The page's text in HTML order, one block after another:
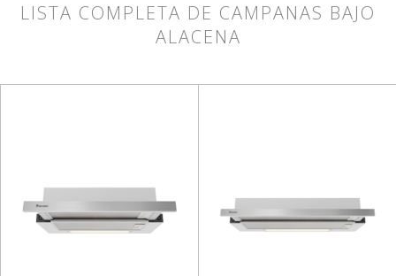
LISTA COMPLETA DE CAMPANAS BAJO
ALACENA